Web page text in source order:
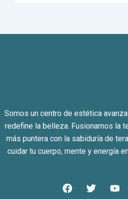
Somos un centro de estética
redefine la belleza. Fusionamos la
más puntera con la sabiduría de
cuidar tu cuerpo, mente y energía
F
a
T
w
Y
o